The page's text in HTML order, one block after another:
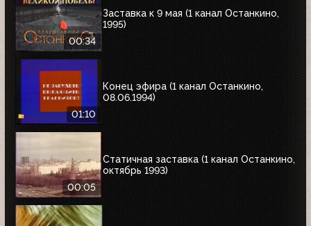
00:34
Заставка к 9 мая (1 канал Останкино,
1995)
01:10
Конец эфира (1 канал Останкино,
08.06.1994)
00:05
Статичная заставка (1 канал Останкино,
октябрь 1993)